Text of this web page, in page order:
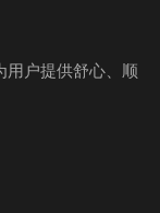
用户提供舒心、顺